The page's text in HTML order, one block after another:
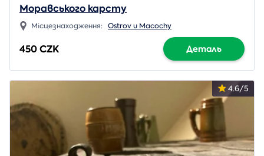
Моравського карсту
Місцезнаходження: Ostrov u Macochy
450 CZK Деталь
4.6/5